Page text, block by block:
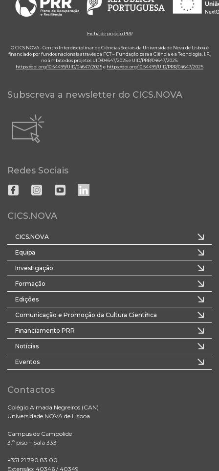
Ficha de projeto PRR
O CICS.NOVA - Centro Interdisciplinar de Ciências Sociais da Universidade Nova de Lisboa é
financiado por fundos nacionais através da FCT – Fundação para a Ciência e a Tecnologia, I.P.,
no âmbito dos projetos UID/04647/2025 e UID/PRR/04647/2025.
https://doi.org/10.54499/UID/04647/2025e https://doi.org/10.54499/UID/PRR/04647/2025
Subscreva a newsletter do CICS.NOVA
Redes Sociais
CICS.NOVA
CICS.NOVA
Equipa
Investigação
Formação
Edições
Comunicação e Promoção da Cultura Científica
Financiamento PRR
Notícias
Eventos
Contactos
Colégio Almada Negreiros (CAN)
Universidade NOVA de Lisboa
Campus de Campolide
3.º piso – Sala 333
+351 21 790 83 00
Extensão: 40346 / 40349